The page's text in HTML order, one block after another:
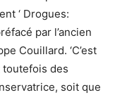
‘ Drogues:
par l’ancien
Couillard. ‘C’est
des
soit que